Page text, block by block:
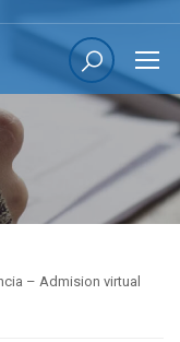
– Admision virtual